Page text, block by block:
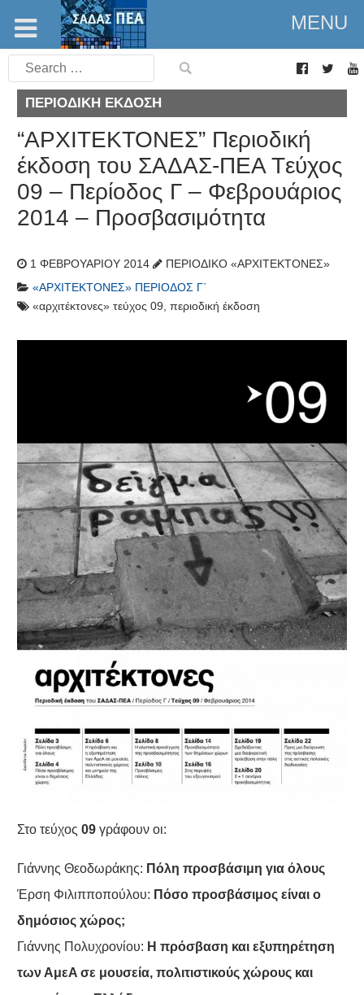
MENU
Search
for:
ΠΕΡΙΟΔΙΚΉ ΈΚΔΟΣΗ
“ΑΡΧΙΤΕΚΤΟΝΕΣ” Περιοδική
έκδοση του ΣΑΔΑΣ-ΠΕΑ Tεύχος
09 – Περίοδος Γ – Φεβρουάριος
2014 – Προσβασιμότητα
1 ΦΕΒΡΟΥΑΡΊΟΥ 2014
ΠΕΡΙΟΔΙΚΌ «ΑΡΧΙΤΈΚΤΟΝΕΣ»
«ΑΡΧΙΤΈΚΤΟΝΕΣ» ΠΕΡΊΟΔΟΣ Γ΄
«αρχιτέκτονες» τεύχος 09, περιοδική έκδοση
Στο τεύχος 09γράφουν οι:
Γιάννης Θεοδωράκης: Πόλη προσβάσιμη για όλους
Έρση Φιλιπποπούλου: Πόσο προσβάσιμος είναι ο
δημόσιος χώρος;
Γιάννης Πολυχρονίου: Η πρόσβαση και εξυπηρέτηση
των ΑμεA σε μουσεία, πολιτιστικούς χώρους και